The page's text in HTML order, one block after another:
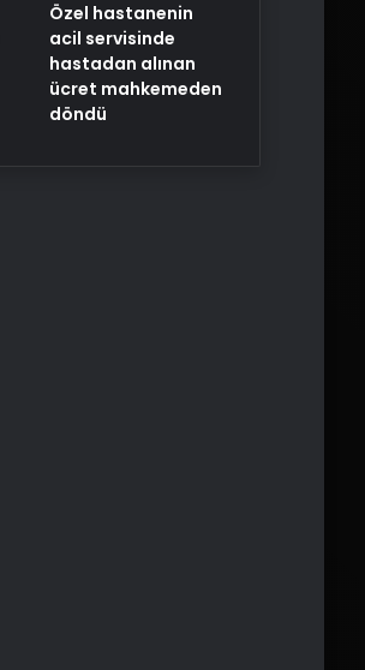
Özel hastanenin
acil servisinde
hastadan alınan
ücret mahkemeden
döndü